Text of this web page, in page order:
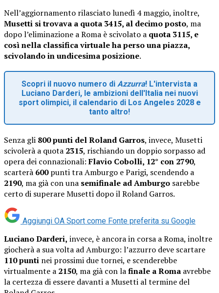
Nell’aggiornamento rilasciato lunedì 4 maggio, inoltre,
Musetti si trovava a quota 3415, al decimo posto, ma
dopo l’eliminazione a Roma è scivolato a quota 3115, e
così nella classifica virtuale ha perso una piazza,
scivolando in undicesima posizione.
Scopri il nuovo numero di Azzurra! L'intervista a
Luciano Darderi, le ambizioni dell'Italia nei nuovi
sport olimpici, il calendario di Los Angeles 2028 e
tanto altro!
Senza gli 800 punti del Roland Garros, invece, Musetti
scivolerà a quota 2315, rischiando un doppio sorpasso ad
opera dei connazionali:Flavio Cobolli, 12° con 2790,
scarterà 600punti tra Amburgo e Parigi, scendendo a
2190, ma già con una semifinale ad Amburgo sarebbe
certo di superare Musetti dopo il Roland Garros.
Aggiungi OA Sport come Fonte preferita su Google
Luciano Darderi, invece, è ancora in corsa a Roma, inoltre
giocherà a sua volta ad Amburgo: l’azzurro deve scartare
110 punti nei prossimi due tornei, e scenderebbe
virtualmente a 2150, ma già con lafinale a Roma avrebbe
la certezza di essere davanti a Musetti al termine del